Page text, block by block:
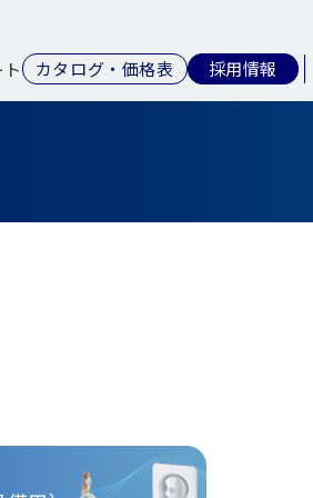
カタログ・価格表 採用情報